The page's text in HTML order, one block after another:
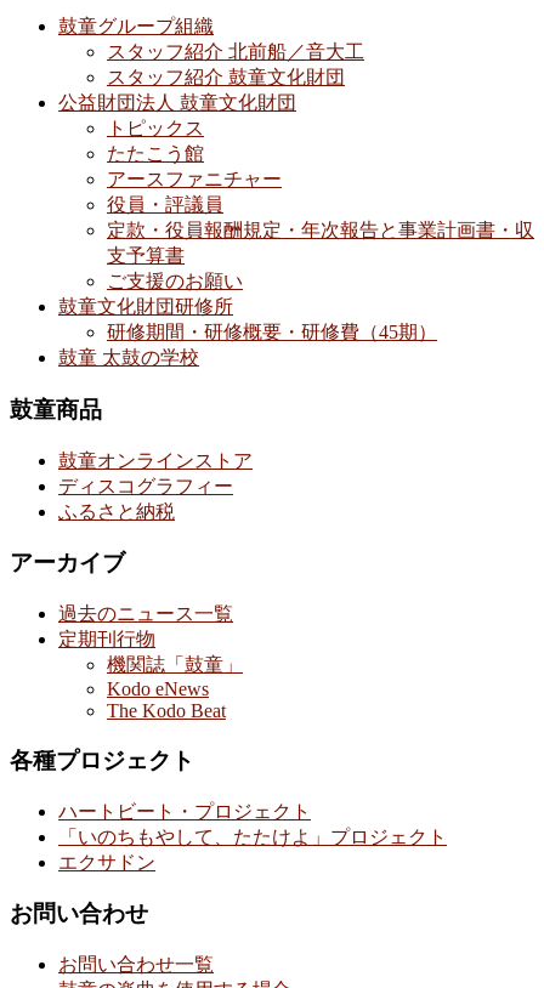
鼓童グループ組織
スタッフ紹介 北前船／音大工
スタッフ紹介 鼓童文化財団
公益財団法人 鼓童文化財団
トピックス
たたこう館
アースファニチャー
役員・評議員
定款・役員報酬規定・年次報告と事業計画書・収
支予算書
ご支援のお願い
鼓童文化財団研修所
研修期間・研修概要・研修費（45期）
鼓童 太鼓の学校
鼓童商品
鼓童オンラインストア
ディスコグラフィー
ふるさと納税
アーカイブ
過去のニュース一覧
定期刊行物
機関誌「鼓童」
Kodo eNews
The Kodo Beat
各種プロジェクト
ハートビート・プロジェクト
「いのちもやして、たたけよ」プロジェクト
エクサドン
お問い合わせ
お問い合わせ一覧